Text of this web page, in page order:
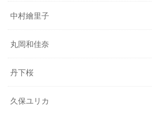
中村繪里子
丸岡和佳奈
丹下桜
久保ユリカ